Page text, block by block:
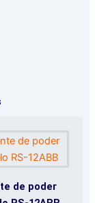
de poder